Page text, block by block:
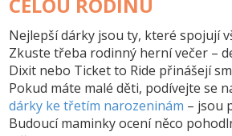
Nejlepší dárky jsou ty, které spojují
Zkuste třeba rodinný herní večer –
Dixit nebo Ticket to Ride přinášejí
Pokud máte malé děti, podívejte se
dárky ke třetím narozeninám – jsou
Budoucí maminky ocení něco